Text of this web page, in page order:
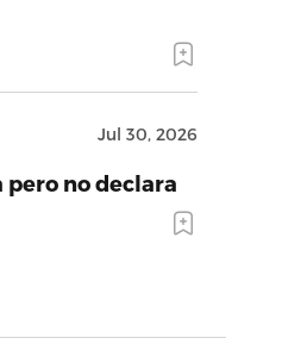
Jul 30, 2026
no declara